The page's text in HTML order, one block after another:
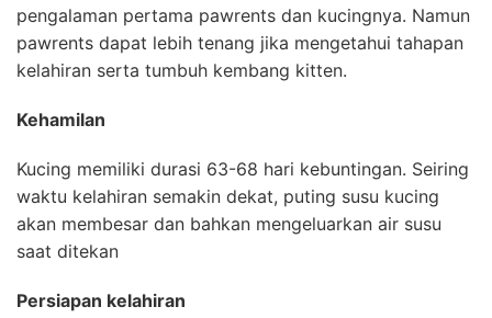
pengalaman pertama pawrents dan kucingnya. Namun
pawrents dapat lebih tenang jika mengetahui tahapan
kelahiran serta tumbuh kembang kitten.
Kehamilan
Kucing memiliki durasi 63-68 hari kebuntingan. Seiring
waktu kelahiran semakin dekat, puting susu kucing
akan membesar dan bahkan mengeluarkan air susu
saat ditekan
Persiapan kelahiran